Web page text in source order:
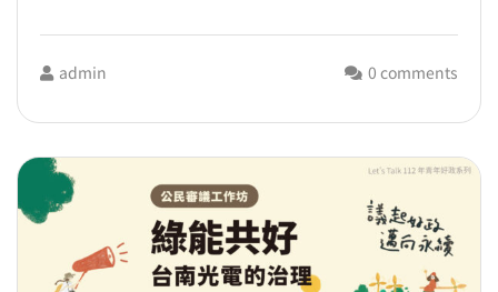
admin 0 comments